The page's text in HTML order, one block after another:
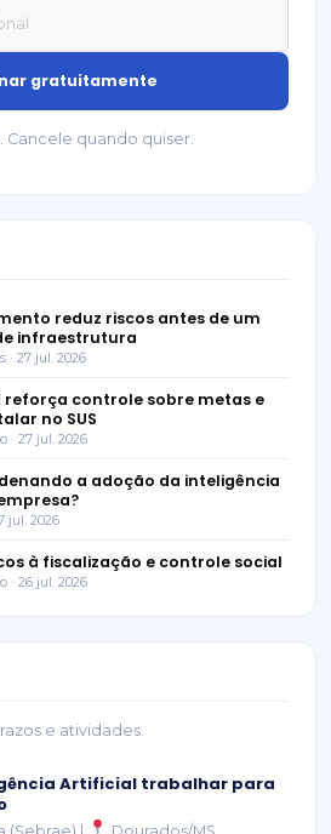
Cancele quando quiser.
reduz riscos antes de um
infraestrutura
· 27 jul. 2026
reforça controle sobre metas e
no SUS
· 27 jul. 2026
a adoção da inteligência
jul. 2026
à fiscalização e controle social
· 26 jul. 2026
e atividades.
Artificial trabalhar para